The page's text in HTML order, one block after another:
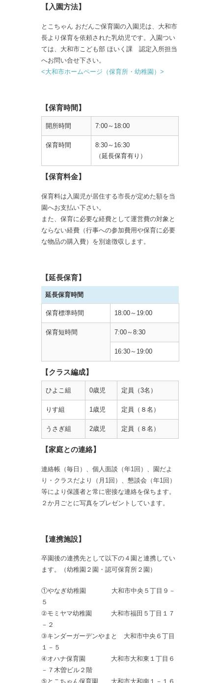
【入園方法】
とこちゃん おだんご保育園の入園児は、大和市
長より保育を依頼された乳幼児です。入園つい
ては、大和市こども部 ほいく課 認定入所担当
へお問い合せ下さい。
<大和市ホームページ（保育所・幼稚園）>
【保育時間】
開所時間 7:00～18:00
保育時間
8:30～16:30
（延長保育有り）
【保育料金】
保育料は入園児が居住する市長が定めた額を当
園へお支払い下さい。
また、保育に必要な経費として運営費の対象と
ならない経費（行事への参加費用や保育に必要
な物品の購入費）を別途徴収します。
【延長保育】
延長保育時間
保育標準時間 18:00～19:00
保育短時間 7:00～8:30
16:30～19:00
【クラス編成】
ひよこ組 0歳児 定員（3名）
りす組 1歳児 定員（８名）
うさぎ組 2歳児 定員（８名）
【家庭との連絡】
連絡帳（毎日）、個人面談（年1回）、園だよ
り・クラスだより（月1回）、懇談会（年1回）
等により保護者と常に密接な連絡を保ちます。
２か月ごとに写真をプレゼントしています。
【連携施設】
卒園後の連携先として以下の４園と連携してい
ます。（幼稚園２園・認可保育所２園）
①やなぎ幼稚園 大和市中央５丁目９－
５
②モミヤマ幼稚園 大和市福田５丁目１７
－２
③キンダーガーデンやまと 大和市中央６丁目
１－５
④オハナ保育園 大和市大和東１丁目６
－７木曽ビル２階
⑤とこちゃん保育園 大和市大和南１－１６